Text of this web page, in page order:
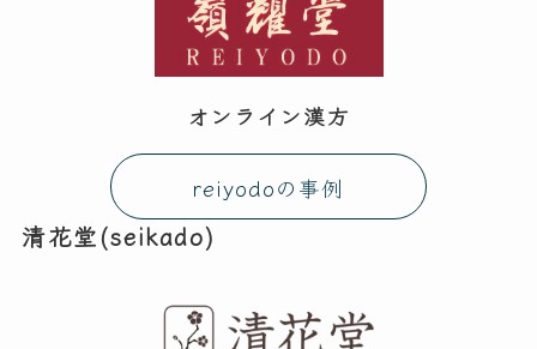
オンライン漢方
reiyodoの事例
清花堂(seikado)